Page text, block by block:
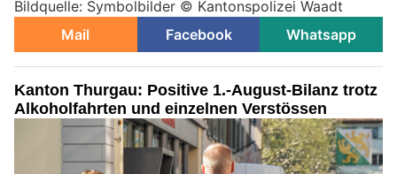
Bildquelle: Symbolbilder © Kantonspolizei Waadt
Mail
Facebook Whatsapp
Kanton Thurgau: Positive 1.-August-Bilanz trotz
Alkoholfahrten und einzelnen Verstössen